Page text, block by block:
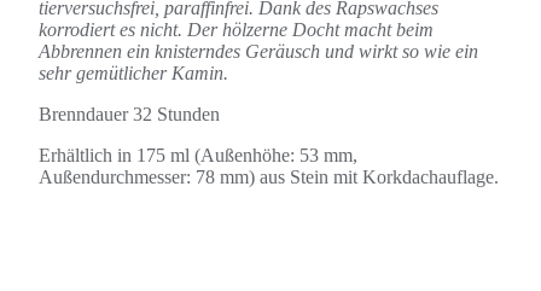
tierversuchsfrei, paraffinfrei. Dank des Rapswachses
korrodiert es nicht. Der hölzerne Docht macht beim
Abbrennen ein knisterndes Geräusch und wirkt so wie ein
sehr gemütlicher Kamin.
Brenndauer 32 Stunden
Erhältlich in 175 ml (Außenhöhe: 53 mm,
Außendurchmesser: 78 mm) aus Stein mit Korkdachauflage.